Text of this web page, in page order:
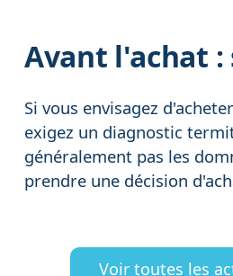
Avant l'achat
Si vous envisagez
exigez un diagnostic
généralement pas les
prendre une décision
Voir toutes les